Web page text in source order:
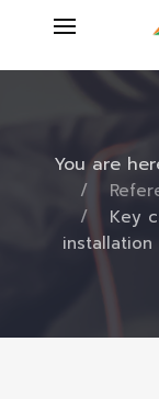
You are
Key
installation